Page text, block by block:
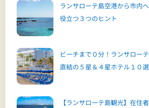
ランサローテ島空港から市内
役立つ３つのヒント
ビーチまで０分！ランサロー
直結の５星＆４星ホテル１０選
【ランサローテ島観光】在住